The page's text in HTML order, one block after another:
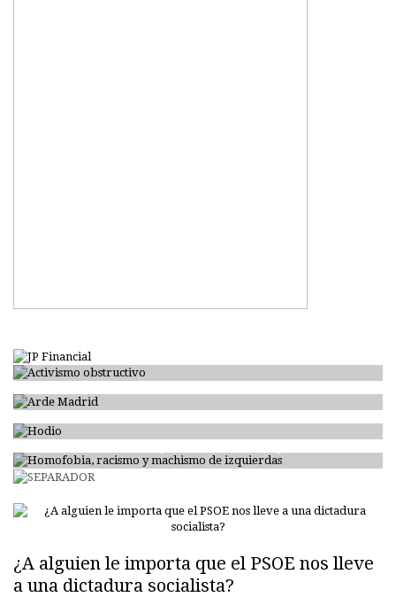
Activismo obstructivo
¿A alguien le importa que el PSOE nos lleve
a una dictadura socialista?